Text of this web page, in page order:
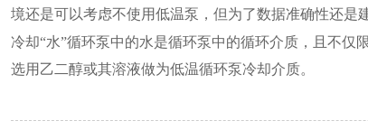
境还是可以考虑不使用低温泵，但为了数据准确性还是
冷却“水”循环泵中的水是循环泵中的循环介质，且不
选用乙二醇或其溶液做为低温循环泵冷却介质。